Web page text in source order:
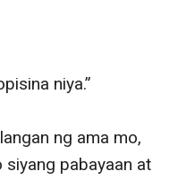
niya.”
ng ama mo,
siyang pabayaan at